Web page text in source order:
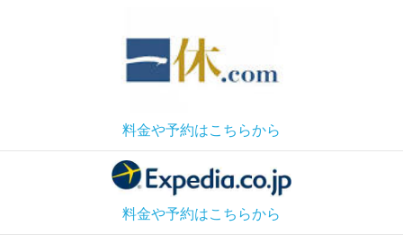
料金や予約はこちらから
料金や予約はこちらから